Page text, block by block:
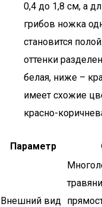
0,4 до 1,8 см, а
грибов ножка
становится
оттенки
белая, ниже –
имеет схожие
красно-
Параметр
Внешний вид